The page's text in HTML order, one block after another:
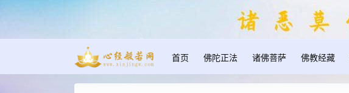
首页 佛陀正法 诸佛菩萨 佛教经藏